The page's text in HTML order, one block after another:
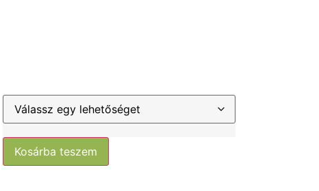
Kosárba teszem